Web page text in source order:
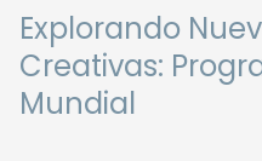
Explorando
Creativas:
Mundial